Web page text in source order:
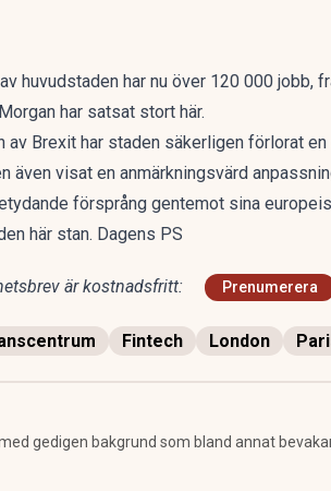
huvudstaden har nu över 120 000 jobb,
har satsat stort här.
Brexit har staden säkerligen förlorat
även visat en anmärkningsvärd
försprång gentemot sina
här stan. Dagens PS
är kostnadsfritt: Prenumerera
Fintech London
gedigen bakgrund som bland annat